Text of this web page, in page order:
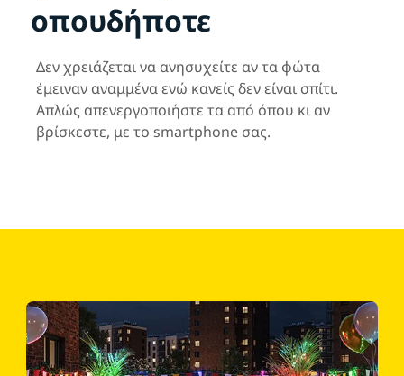
οπουδήποτε
Δεν χρειάζεται να ανησυχείτε αν τα φώτα
έμειναν αναμμένα ενώ κανείς δεν είναι σπίτι.
Απλώς απενεργοποιήστε τα από όπου κι αν
βρίσκεστε, με το smartphone σας.